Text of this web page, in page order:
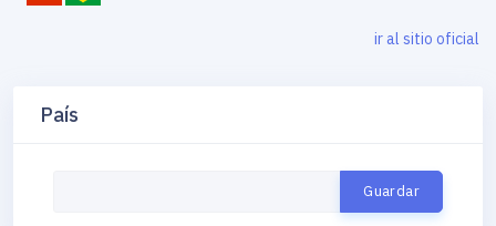
ir al sitio oficial
País